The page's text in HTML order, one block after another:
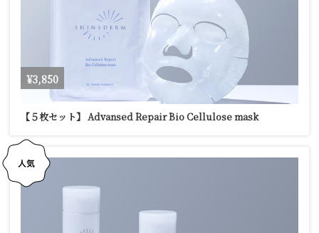
¥3,850
【５枚セット】 Advansed Repair Bio Cellulose mask